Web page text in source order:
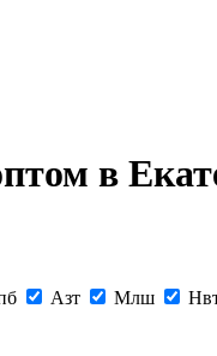
в
Азт Млш